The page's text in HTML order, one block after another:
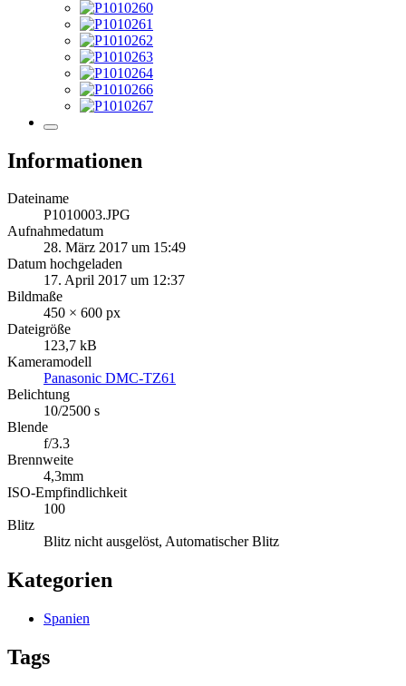
Informationen
Dateiname
P1010003.JPG
Aufnahmedatum
28. März 2017 um 15:49
Datum hochgeladen
17. April 2017 um 12:37
Bildmaße
450 × 600 px
Dateigröße
123,7 kB
Kameramodell
Panasonic DMC-TZ61
Belichtung
10/2500 s
Blende
f/3.3
Brennweite
4,3mm
ISO-Empfindlichkeit
100
Blitz
Blitz nicht ausgelöst, Automatischer Blitz
Kategorien
Spanien
Tags